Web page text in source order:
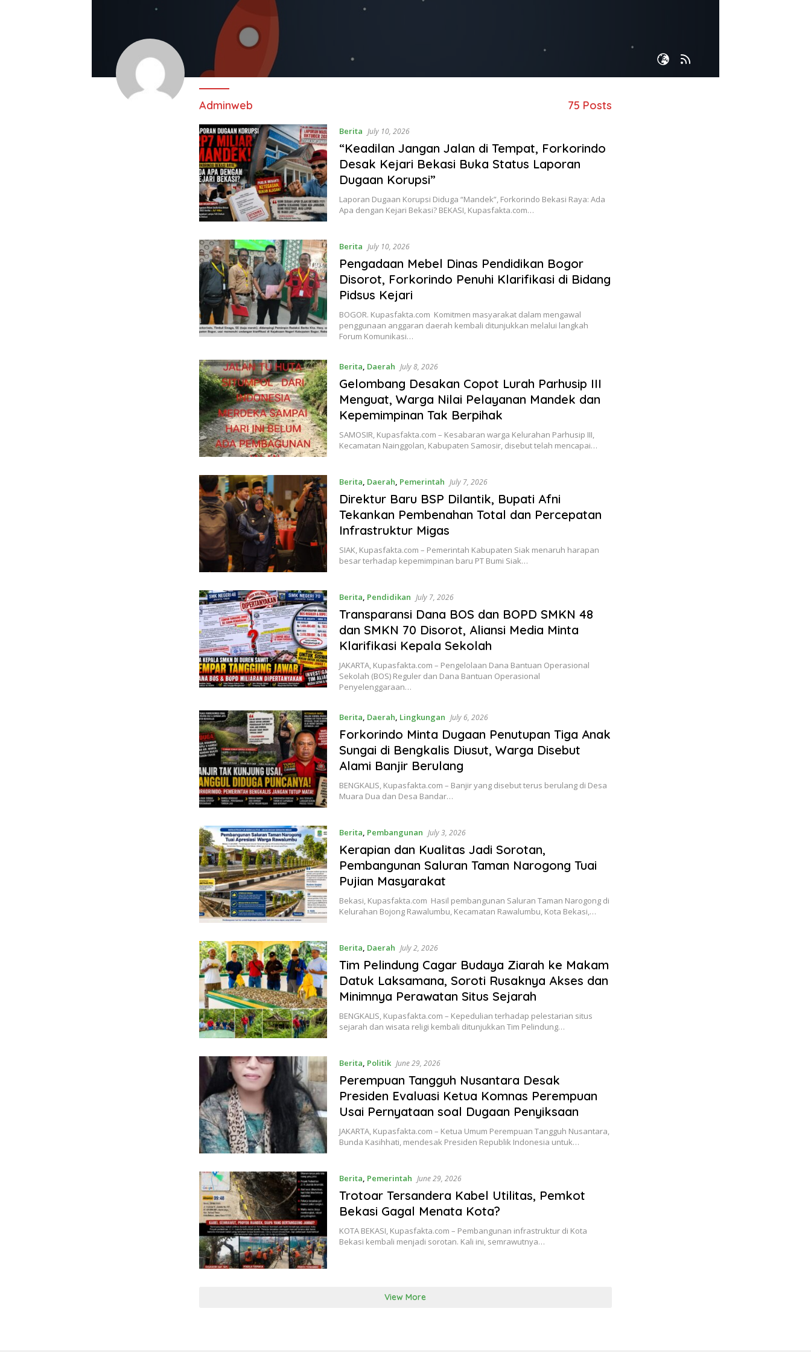
Adminweb 75 Posts
Berita July 10, 2026
“Keadilan Jangan Jalan di Tempat, Forkorindo
Desak Kejari Bekasi Buka Status Laporan
Dugaan Korupsi”
Laporan Dugaan Korupsi Diduga “Mandek”, Forkorindo Bekasi Raya: Ada
Apa dengan Kejari Bekasi? BEKASI, Kupasfakta.com…
Berita July 10, 2026
Pengadaan Mebel Dinas Pendidikan Bogor
Disorot, Forkorindo Penuhi Klarifikasi di Bidang
Pidsus Kejari
BOGOR. Kupasfakta.com Komitmen masyarakat dalam mengawal
penggunaan anggaran daerah kembali ditunjukkan melalui langkah
Forum Komunikasi…
Berita, Daerah July 8, 2026
Gelombang Desakan Copot Lurah Parhusip III
Menguat, Warga Nilai Pelayanan Mandek dan
Kepemimpinan Tak Berpihak
SAMOSIR, Kupasfakta.com – Kesabaran warga Kelurahan Parhusip III,
Kecamatan Nainggolan, Kabupaten Samosir, disebut telah mencapai…
Berita, Daerah, Pemerintah July 7, 2026
Direktur Baru BSP Dilantik, Bupati Afni
Tekankan Pembenahan Total dan Percepatan
Infrastruktur Migas
SIAK, Kupasfakta.com – Pemerintah Kabupaten Siak menaruh harapan
besar terhadap kepemimpinan baru PT Bumi Siak…
Berita, Pendidikan July 7, 2026
Transparansi Dana BOS dan BOPD SMKN 48
dan SMKN 70 Disorot, Aliansi Media Minta
Klarifikasi Kepala Sekolah
JAKARTA, Kupasfakta.com – Pengelolaan Dana Bantuan Operasional
Sekolah (BOS) Reguler dan Dana Bantuan Operasional
Penyelenggaraan…
Berita, Daerah, Lingkungan July 6, 2026
Forkorindo Minta Dugaan Penutupan Tiga Anak
Sungai di Bengkalis Diusut, Warga Disebut
Alami Banjir Berulang
BENGKALIS, Kupasfakta.com – Banjir yang disebut terus berulang di Desa
Muara Dua dan Desa Bandar…
Berita, Pembangunan July 3, 2026
Kerapian dan Kualitas Jadi Sorotan,
Pembangunan Saluran Taman Narogong Tuai
Pujian Masyarakat
Bekasi, Kupasfakta.com Hasil pembangunan Saluran Taman Narogong di
Kelurahan Bojong Rawalumbu, Kecamatan Rawalumbu, Kota Bekasi,…
Berita, Daerah July 2, 2026
Tim Pelindung Cagar Budaya Ziarah ke Makam
Datuk Laksamana, Soroti Rusaknya Akses dan
Minimnya Perawatan Situs Sejarah
BENGKALIS, Kupasfakta.com – Kepedulian terhadap pelestarian situs
sejarah dan wisata religi kembali ditunjukkan Tim Pelindung…
Berita Politik June 29, 2026
Perempuan Tangguh Nusantara Desak
Presiden Evaluasi Ketua Komnas Perempuan
Usai Pernyataan soal Dugaan Penyiksaan
JAKARTA, Kupasfakta.com – Ketua Umum Perempuan Tangguh Nusantara,
Bunda Kasihhati, mendesak Presiden Republik Indonesia untuk…
Berita Pemerintah June 29, 2026
Trotoar Tersandera Kabel Utilitas, Pemkot
Bekasi Gagal Menata Kota?
KOTA BEKASI, Kupasfakta.com – Pembangunan infrastruktur di Kota
Bekasi kembali menjadi sorotan. Kali ini, semrawutnya…
View More